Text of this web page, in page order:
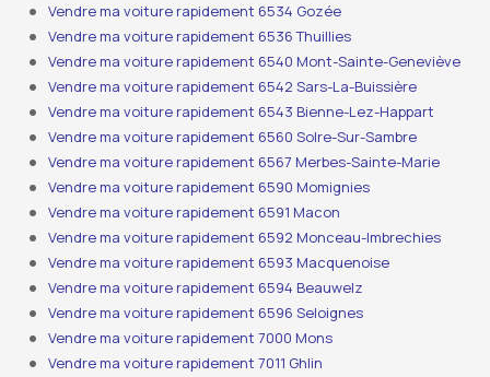
Vendre ma voiture rapidement 6534 Gozée
Vendre ma voiture rapidement 6536 Thuillies
Vendre ma voiture rapidement 6540 Mont-Sainte-Geneviève
Vendre ma voiture rapidement 6542 Sars-La-Buissière
Vendre ma voiture rapidement 6543 Bienne-Lez-Happart
Vendre ma voiture rapidement 6560 Solre-Sur-Sambre
Vendre ma voiture rapidement 6567 Merbes-Sainte-Marie
Vendre ma voiture rapidement 6590 Momignies
Vendre ma voiture rapidement 6591 Macon
Vendre ma voiture rapidement 6592 Monceau-Imbrechies
Vendre ma voiture rapidement 6593 Macquenoise
Vendre ma voiture rapidement 6594 Beauwelz
Vendre ma voiture rapidement 6596 Seloignes
Vendre ma voiture rapidement 7000 Mons
Vendre ma voiture rapidement 7011 Ghlin